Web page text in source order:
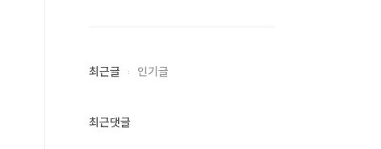
최근글 인기글
최근댓글